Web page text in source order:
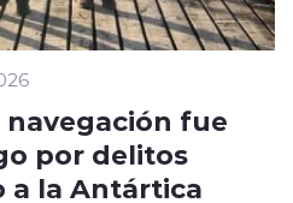
navegación fue
por delitos
a la Antártica